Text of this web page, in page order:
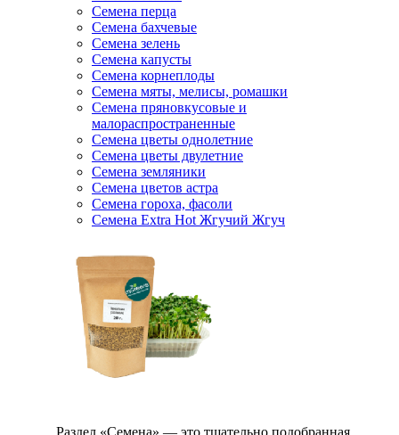
Семена перца
Семена бахчевые
Семена зелень
Семена капусты
Семена корнеплоды
Семена мяты, мелисы, ромашки
Семена пряновкусовые и
малораспространенные
Семена цветы однолетние
Семена цветы двулетние
Семена земляники
Семена цветов астра
Семена гороха, фасоли
Семена Extra Hot Жгучий Жгуч
Раздел «Семена» — это тщательно подобранная